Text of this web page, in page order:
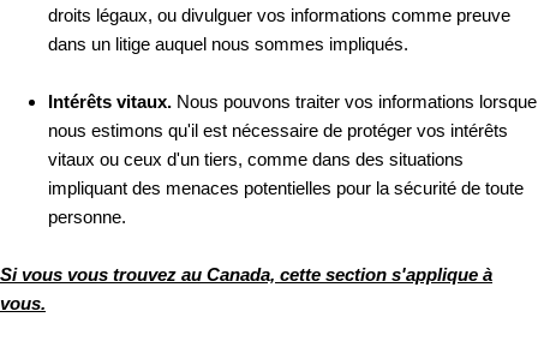
droits légaux, ou divulguer vos informations comme preuve
dans un litige auquel nous sommes impliqués.
Intérêts vitaux. Nous pouvons traiter vos informations lorsque
nous estimons qu'il est nécessaire de protéger vos intérêts
vitaux ou ceux d'un tiers, comme dans des situations
impliquant des menaces potentielles pour la sécurité de toute
personne.
Si vous vous trouvez au Canada, cette section s'applique à
vous.